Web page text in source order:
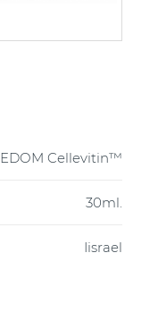
EDOM Cellevitin™
30ml.
Iisrael